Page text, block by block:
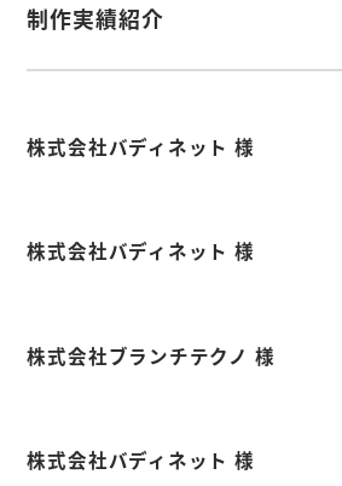
o
k
I
制作実績紹介
株式会社バディネット 様
株式会社バディネット 様
株式会社ブランチテクノ 様
株式会社バディネット 様